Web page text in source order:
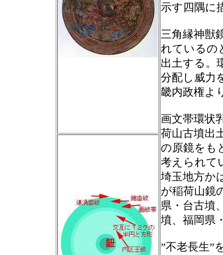
示す四隅に
三角縁神獣
れているの
出土する。
分配し威力
畿内政権よ
画文帯環状
荷山古墳出
の原鏡をも
考えられて
埼玉地方か
が稲荷山鏡
県・台古墳
墳、福岡県
”不老長生”